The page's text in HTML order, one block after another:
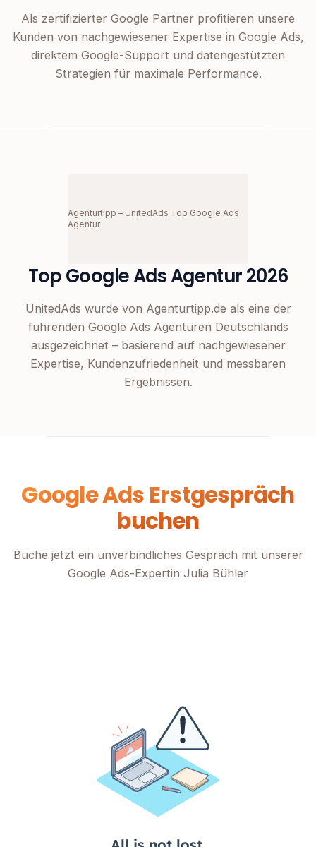
Als zertifizierter Google Partner profitieren unsere
Kunden von nachgewiesener Expertise in Google Ads,
direktem Google-Support und datengestützten
Strategien für maximale Performance.
Agenturtipp – UnitedAds Top Google Ads
Agentur
Top Google Ads Agentur 2026
UnitedAds wurde von Agenturtipp.de als eine der
führenden Google Ads Agenturen Deutschlands
ausgezeichnet – basierend auf nachgewiesener
Expertise, Kundenzufriedenheit und messbaren
Ergebnissen.
Google Ads Erstgespräch
buchen
Buche jetzt ein unverbindliches Gespräch mit unserer
Google Ads-Expertin Julia Bühler